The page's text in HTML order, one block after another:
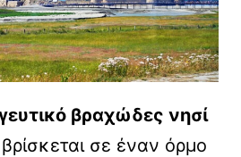
βραχώδες νησί
σε έναν όρμο